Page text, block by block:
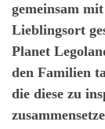
gemeinsam
Lieblingsort
Planet
den Familien
die diese zu